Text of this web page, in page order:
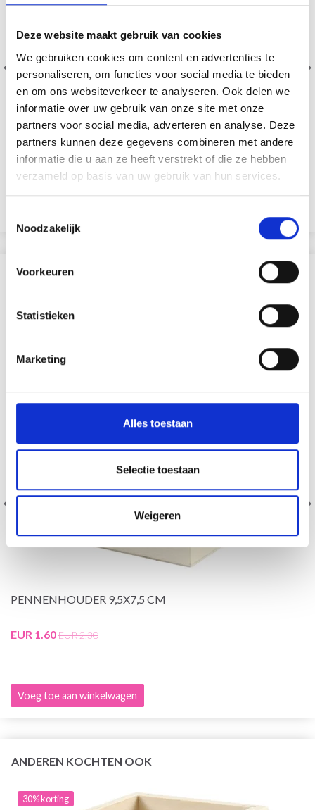
Deze website maakt gebruik van cookies
We gebruiken cookies om content en advertenties te
personaliseren, om functies voor social media te bieden
en om ons websiteverkeer te analyseren. Ook delen we
informatie over uw gebruik van onze site met onze
partners voor social media, adverteren en analyse. Deze
partners kunnen deze gegevens combineren met andere
informatie die u aan ze heeft verstrekt of die ze hebben
verzameld op basis van uw gebruik van hun services.
Noodzakelijk
Voorkeuren
Statistieken
Marketing
Alles toestaan
Selectie toestaan
Weigeren
HOOOKED ZPAGETTI
100% Fil textile recyclé
EUR 13.80
BAMBOO “FINE”
70% Extrafine Mérinos /
30% Soie
EUR 3.55 EUR 5.10
VERGELIJKBAAR MET DIT
30% korting
PENNENHOUDER 9,5X7,5 CM
EUR 1.60EUR 2.30
Voeg toe aan winkelwagen
ANDEREN KOCHTEN OOK
30% korting